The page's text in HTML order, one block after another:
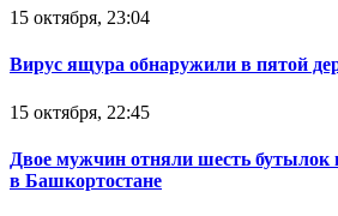
15 октября, 23:04
Вирус ящура обнаружили в пятой
15 октября, 22:45
Двое мужчин отняли шесть бутылок
в Башкортостане